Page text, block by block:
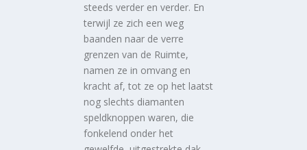
steeds verder en verder. En
terwijl ze zich een weg
baanden naar de verre
grenzen van de Ruimte,
namen ze in omvang en
kracht af, tot ze op het laatst
nog slechts diamanten
speldknoppen waren, die
fonkelend onder het